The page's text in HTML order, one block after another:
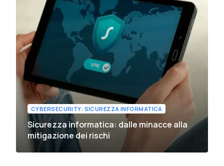
CYBERSECURITY: SICUREZZA INFORMATICA
Sicurezza informatica: dalle minacce alla
mitigazione dei rischi